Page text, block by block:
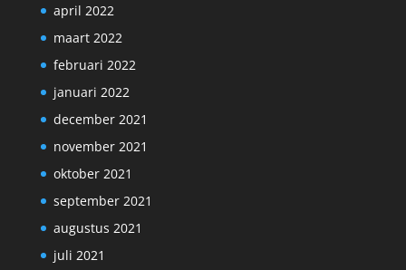
april 2022
maart 2022
februari 2022
januari 2022
december 2021
november 2021
oktober 2021
september 2021
augustus 2021
juli 2021